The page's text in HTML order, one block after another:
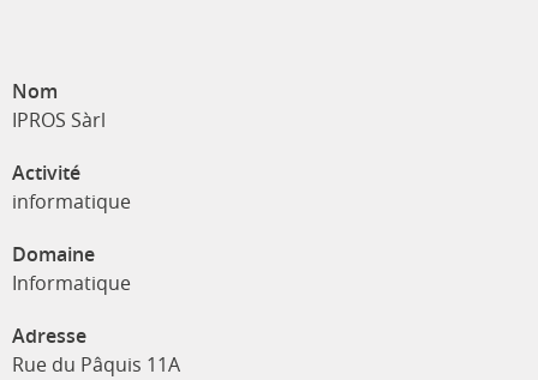
Nom
IPROS Sàrl
Activité
informatique
Domaine
Informatique
Adresse
Rue du Pâquis 11A